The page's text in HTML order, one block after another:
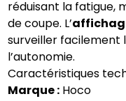
réduisant la fatigue,
de coupe. L’
surveiller facilement
l’autonomie.
Caractéristiques
Marque : Hoco